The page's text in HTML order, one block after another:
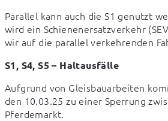
Parallel kann auch die S1 genutzt
wird ein Schienenersatzverkehr
wir auf die parallel verkehrenden
S1, S4, S5 – Haltausfälle
Aufgrund von Gleisbauarbeiten
den 10.03.25 zu einer Sperrung
Pferdemarkt.